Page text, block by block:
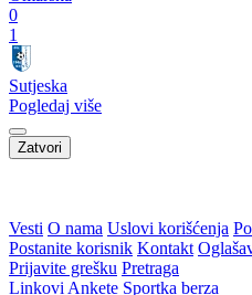
0
1
Sutjeska
Pogledaj više
Zatvori
Borac s igračem više tek do
minimalne pobjede nad
prvakom Bjelorusije